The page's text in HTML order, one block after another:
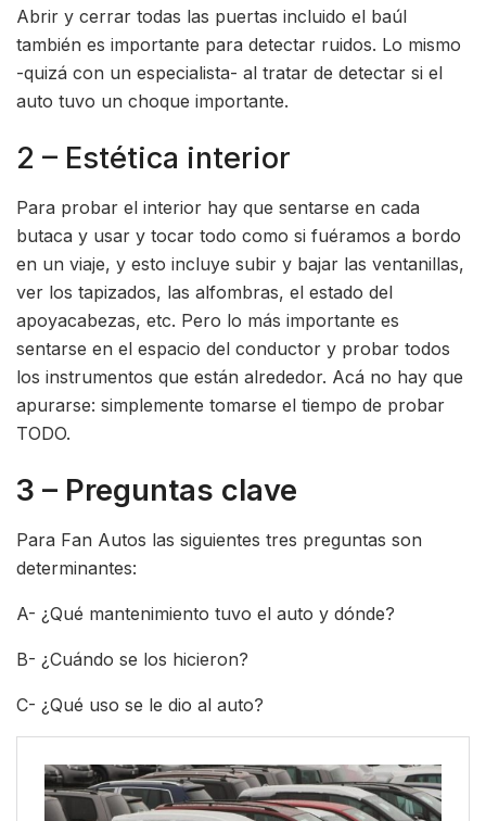
Abrir y cerrar todas las puertas incluido el baúl
también es importante para detectar ruidos. Lo mismo
-quizá con un especialista- al tratar de detectar si el
auto tuvo un choque importante.
2 – Estética interior
Para probar el interior hay que sentarse en cada
butaca y usar y tocar todo como si fuéramos a bordo
en un viaje, y esto incluye subir y bajar las ventanillas,
ver los tapizados, las alfombras, el estado del
apoyacabezas, etc. Pero lo más importante es
sentarse en el espacio del conductor y probar todos
los instrumentos que están alrededor. Acá no hay que
apurarse: simplemente tomarse el tiempo de probar
TODO.
3 – Preguntas clave
Para Fan Autos las siguientes tres preguntas son
determinantes:
A- ¿Qué mantenimiento tuvo el auto y dónde?
B- ¿Cuándo se los hicieron?
C- ¿Qué uso se le dio al auto?